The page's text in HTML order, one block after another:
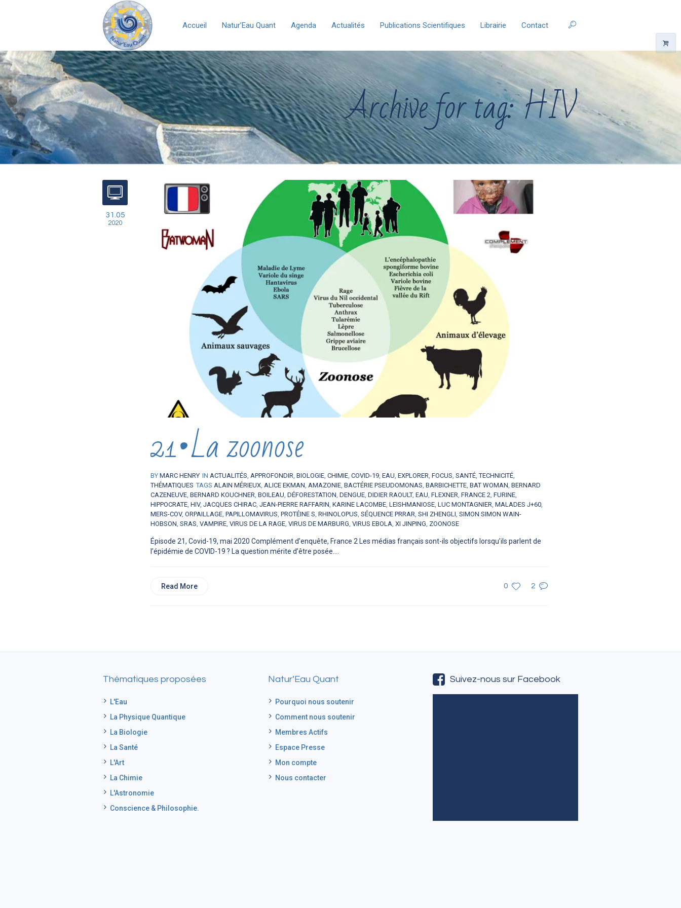
Accueil Natur’Eau Quant Agenda Actualités Publications Scientifiques Librairie Contact
Archive for tag: HIV
31.05
2020
21•La zoonose
BY MARC HENRY IN ACTUALITÉS, APPROFONDIR, BIOLOGIE, CHIMIE, COVID-19, EAU, EXPLORER, FOCUS, SANTÉ,TECHNICITÉ,
THÉMATIQUES TAGS ALAIN MÉRIEUX, ALICE EKMAN, AMAZONIE, BACTÉRIE PSEUDOMONAS, BARBICHETTE, BAT WOMAN, BERNARD
CAZENEUVE, BERNARD KOUCHNER, BOILEAU, DÉFORESTATION, DENGUE, DIDIER RAOULT, EAU, FLEXNER, FRANCE 2, FURINE,
HIPPOCRATE, HIV, JACQUES CHIRAC, JEAN-PIERRE RAFFARIN, KARINE LACOMBE, LEISHMANIOSE, LUC MONTAGNIER, MALADES J+60,
MERS-COV, ORPAILLAGE, PAPILLOMAVIRUS, PROTÉINE S, RHINOLOPUS, SÉQUENCE PRRAR, SHI ZHENGLI, SIMON SIMON WAIN-
HOBSON, SRAS, VAMPIRE, VIRUS DE LA RAGE, VIRUS DE MARBURG, VIRUS EBOLA, XI JINPING, ZOONOSE
Épisode 21, Covid-19, mai 2020 Complément d’enquête, France 2 Les médias français sont-ils objectifs lorsqu’ils parlent de
l’épidémie de COVID-19 ? La question mérite d’être posée....
0 2
Read More
Thématiques proposées
L'Eau
La Physique Quantique
La Biologie
La Santé
L'Art
La Chimie
L'Astronomie
Conscience & Philosophie.
Natur’Eau Quant
Pourquoi nous soutenir
Comment nous soutenir
Membres Actifs
Espace Presse
Mon compte
Nous contacter
Suivez-nous sur Facebook